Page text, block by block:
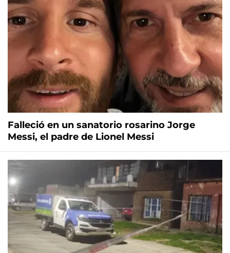
Falleció en un sanatorio rosarino Jorge
Messi, el padre de Lionel Messi